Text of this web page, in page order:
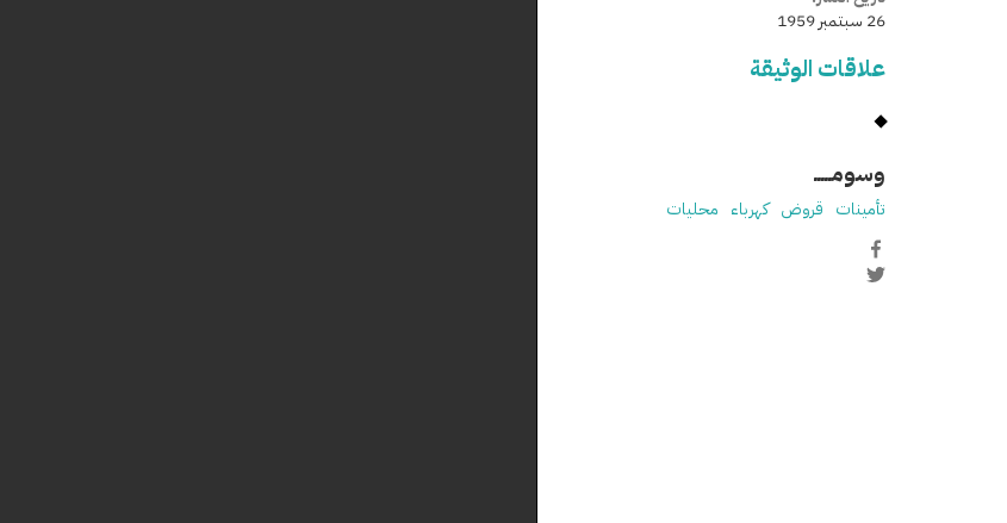
26 سبتمبر 1959
علاقات الوثيقة
وسومـــــ
تأمينات قروض كهرباء محليات